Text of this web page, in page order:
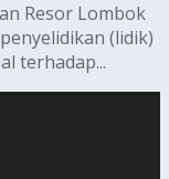
Resor Lombok
(lidik)
terhadap...